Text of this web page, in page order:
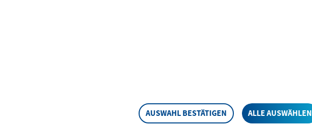
und möchten deren Familienname, Vorname, Doktorgrad oder
(unter Kennzeichnung des gebräuchlichen Vornamen),
derzeitige Anschriften zu der gesuchten Person. Ist die Person verstorben
AUSWAHL BESTÄTIGEN ALLE AUSWÄHLEN